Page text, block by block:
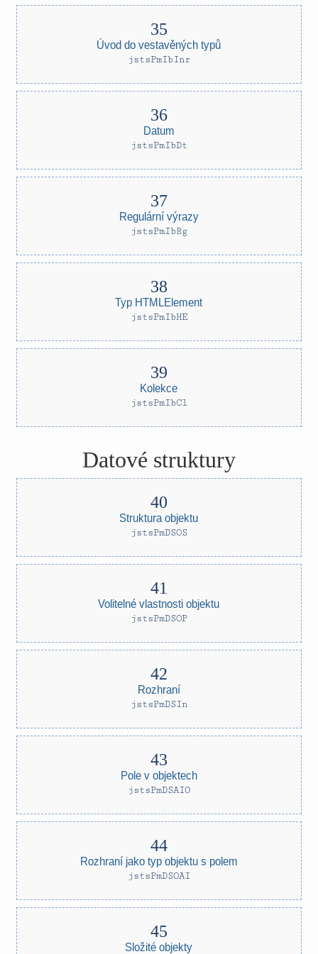
Úvod do vestavěných typů
jstsPmIbInr
Datum
jstsPmIbDt
Regulární výrazy
jstsPmIbRg
Typ HTMLElement
jstsPmIbHE
Kolekce
jstsPmIbCl
Datové struktury
Struktura objektu
jstsPmDSOS
Volitelné vlastnosti objektu
jstsPmDSOP
Rozhraní
jstsPmDSIn
Pole v objektech
jstsPmDSAIO
Rozhraní jako typ objektu s polem
jstsPmDSOAI
Složité objekty